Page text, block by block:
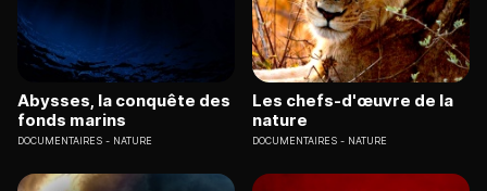
Abysses, la conquête des
fonds marins
DOCUMENTAIRES NATURE
Les chefs-d'œuvre de la
nature
DOCUMENTAIRES NATURE